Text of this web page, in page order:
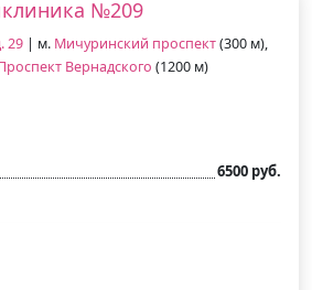
№209
29 | м. Мичуринский проспект(300 м),
Вернадского (1200 м)
6500 руб.